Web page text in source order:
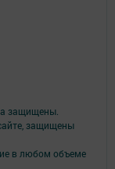
защищены.
защищены
в любом объеме